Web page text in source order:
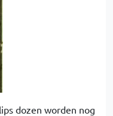
dozen worden nog